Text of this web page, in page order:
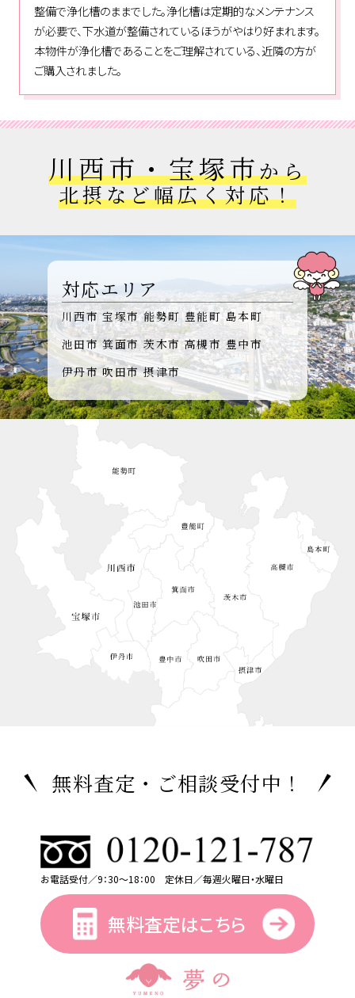
整備で浄化槽のままでした。浄化槽は定期的なメンテナンス
が必要で、下水道が整備されているほうがやはり好まれます。
本物件が浄化槽であることをご理解されている、近隣の方が
ご購入されました。
川西市・宝塚市から
北摂など幅広く対応！
対応エリア
川西市 宝塚市 能勢町 豊能町 島本町
池田市 箕面市 茨木市 高槻市 豊中市
伊丹市 吹田市 摂津市
無料査定・ご相談受付中！
お電話受付／9：30～18：00 定休日／毎週火曜日・水曜日
無料査定はこちら